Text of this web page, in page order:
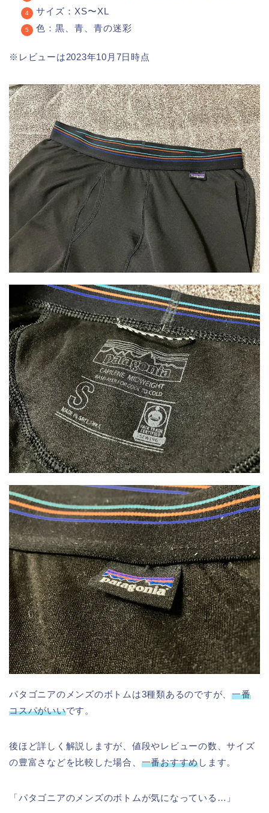
サイズ：XS〜XL
色：黒、青、青の迷彩
※レビューは2023年10月7日時点
パタゴニアのメンズのボトムは3種類あるのですが、一番
コスパがいいです。
後ほど詳しく解説しますが、値段やレビューの数、サイズ
の豊富さなどを比較した場合、 一番おすすめします。
「パタゴニアのメンズのボトムが気になっている…」